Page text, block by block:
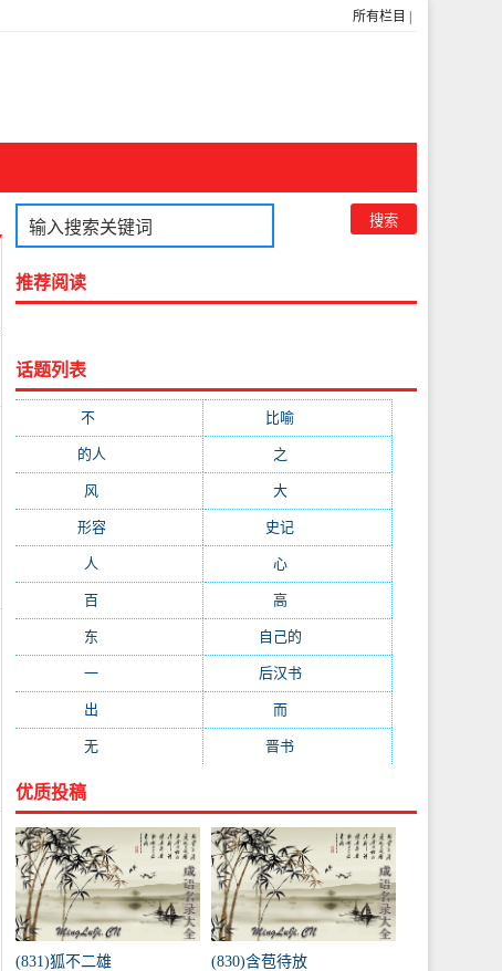
所有栏目
推荐阅读
话题列表
不(1048) 比喻
的人 之
风 大(292)
形容(281) 史记
人 心(200)
百 高(190)
东 自己的
一 后汉书(177)
出 而(164)
无 晋书
优质投稿
(831)狐不二雄 (830)含苞待放